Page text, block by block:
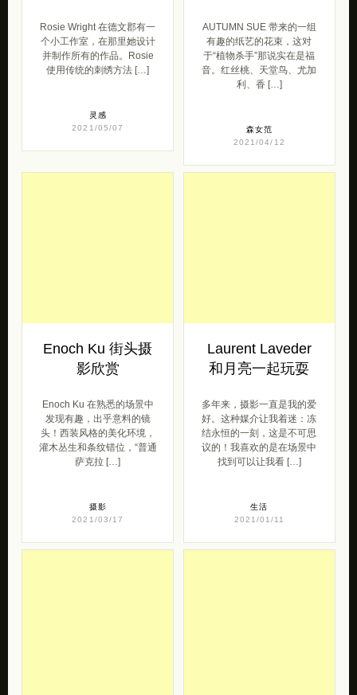
Rosie Wright 在德文郡有一
个小工作室，在那里她设计
并制作所有的作品。Rosie
使用传统的刺绣方法 […]
灵感
2021/05/07
AUTUMN SUE 带来的一组
有趣的纸艺的花束，这对
于“植物杀手”那说实在是福
音。红丝桃、天堂鸟、尤加
利、香 […]
森女范
2021/04/12
Enoch Ku 街头摄
影欣赏
Enoch Ku 在熟悉的场景中
发现有趣，出乎意料的镜
头！西装风格的美化环境，
灌木丛生和条纹错位，“普通
萨克拉 […]
摄影
2021/03/17
Laurent Laveder
和月亮一起玩耍
多年来，摄影一直是我的爱
好。这种媒介让我着迷：冻
结永恒的一刻，这是不可思
议的！我喜欢的是在场景中
找到可以让我看 […]
生活
2021/01/11